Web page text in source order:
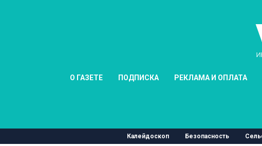
О ГАЗЕТЕ ПОДПИСКА РЕКЛАМА И ОПЛАТА
Калейдоскоп Безопасность